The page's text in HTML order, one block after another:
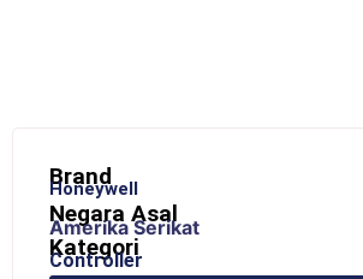
Brand
Honeywell
Negara Asal
Amerika Serikat
Kategori
Controller